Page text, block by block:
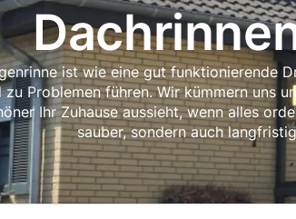
ist wie eine gut funktionierende
zu Problemen führen. Wir kümmern uns
Ihr Zuhause aussieht, wenn alles
sauber, sondern auch